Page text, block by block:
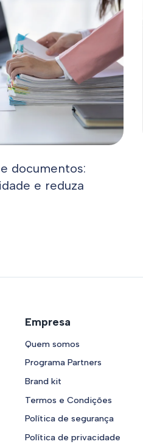
documentos:
e reduza
Empresa
Quem somos
Programa Partners
Brand kit
Termos e Condições
Política de segurança
Política de privacidade